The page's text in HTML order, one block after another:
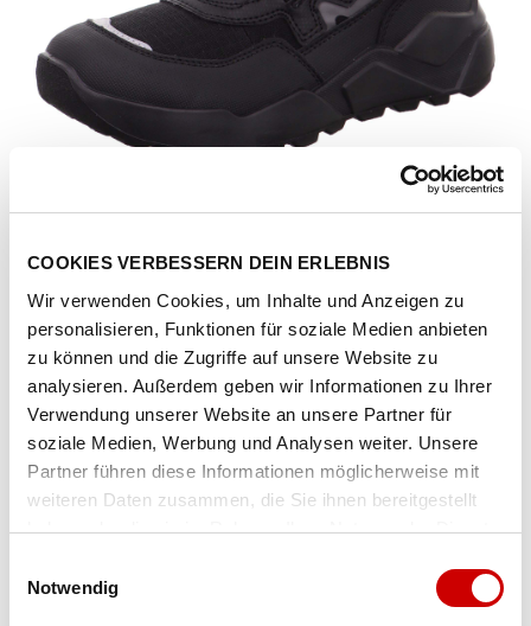
COOKIES VERBESSERN DEIN ERLEBNIS
Wir verwenden Cookies, um Inhalte und Anzeigen zu
personalisieren, Funktionen für soziale Medien anbieten
zu können und die Zugriffe auf unsere Website zu
analysieren. Außerdem geben wir Informationen zu Ihrer
Verwendung unserer Website an unsere Partner für
soziale Medien, Werbung und Analysen weiter. Unsere
Partner führen diese Informationen möglicherweise mit
weiteren Daten zusammen, die Sie ihnen bereitgestellt
haben oder die sie im Rahmen Ihrer Nutzung der Dienste
Notwendig
Artikel-Nr.1-000403-0000-schwarz-grau
Farbe schwarz/grau